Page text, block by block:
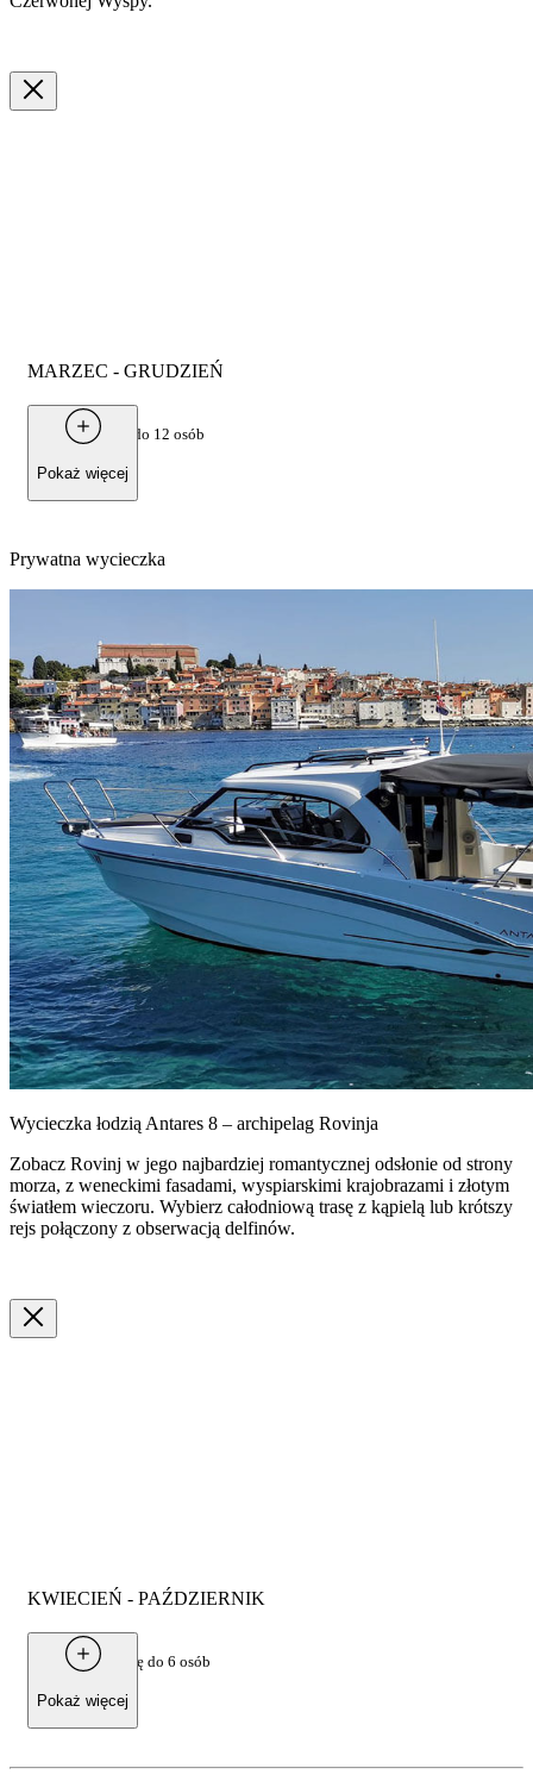
MARZEC - GRUDZIEŃ
Od
250 €
za grupę do 12 osób
Pokaż więcej
Prywatna wycieczka
Wycieczka łodzią Antares 8 – archipelag Rovinja
Zobacz Rovinj w jego najbardziej romantycznej odsłonie od strony
morza, z weneckimi fasadami, wyspiarskimi krajobrazami i złotym
światłem wieczoru. Wybierz całodniową trasę z kąpielą lub krótszy
rejs połączony z obserwacją delfinów.
KWIECIEŃ - PAŹDZIERNIK
Od
1.000 € za grupę do 6 osób
Pokaż więcej